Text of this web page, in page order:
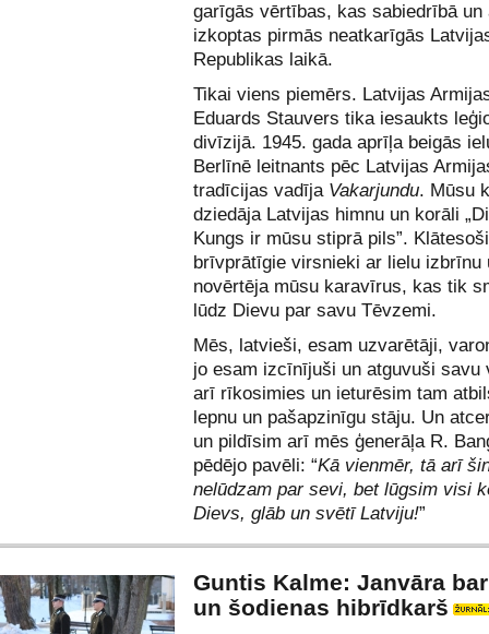
garīgās vērtības, kas sabiedrībā un
izkoptas pirmās neatkarīgās
Republikas laikā.
Tikai viens piemērs. Latvijas
Eduards Stauvers tika iesaukts
divīzijā. 1945. gada aprīļa beigās
Berlīnē leitnants pēc Latvijas
tradīcijas vadīja Vakarjundu. Mūsu
dziedāja Latvijas himnu un korāli
Kungs ir mūsu stiprā pils”.
brīvprātīgie virsnieki ar lielu izbrīnu
novērtēja mūsu karavīrus, kas tik
lūdz Dievu par savu Tēvzemi.
Mēs, latvieši, esam uzvarētāji,
jo esam izcīnījuši un atguvuši savu
arī rīkosimies un ieturēsim tam
lepnu un pašapzinīgu stāju. Un
un pildīsim arī mēs ģenerāļa R.
pēdējo pavēli: “Kā vienmēr, tā arī
nelūdzam par sevi, bet lūgsim visi
Dievs, glāb un svētī Latviju!”
Guntis Kalme: Janvāra
un šodienas hibrīdkarš